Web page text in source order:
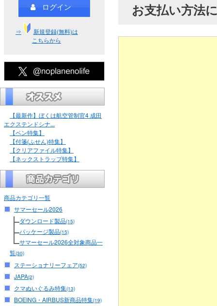
ログイン
⇒
新規登録(無料)は
こちらから
【最新作】ぼくは航空管制官4 成田
エクステンドシナ...
【ペン特集】
【付箋(ふせん)特集】
【クリアファイル特集】
【ネックストラップ特集】
商品カテゴリ一覧
サマーセール2026
ダウンロード製品(15)
パッケージ製品(15)
サマーセール2026全対象商品一
覧(30)
ステーショナリーフェア(52)
JAPA(2)
クマぬいぐるみ特集(13)
BOEING・AIRBUS新商品特集(19)
お支払い方法